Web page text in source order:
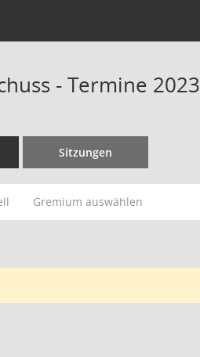
- Termine 2023
Sitzungen
Gremium auswählen